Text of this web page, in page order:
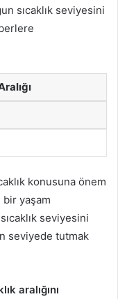
sıcaklık seviyesini
konusuna önem
bir yaşam
seviyesini
seviyede tutmak
aralığını